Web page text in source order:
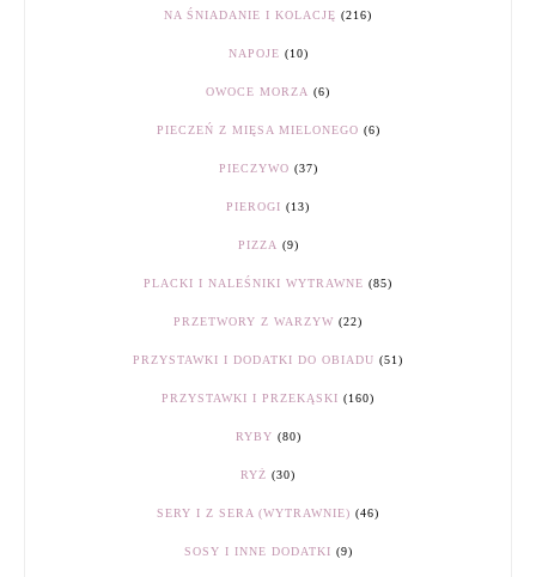
NA ŚNIADANIE I KOLACJĘ (216)
NAPOJE (10)
OWOCE MORZA (6)
PIECZEŃ Z MIĘSA MIELONEGO (6)
PIECZYWO (37)
PIEROGI (13)
PIZZA (9)
PLACKI I NALEŚNIKI WYTRAWNE (85)
PRZETWORY Z WARZYW (22)
PRZYSTAWKI I DODATKI DO OBIADU (51)
PRZYSTAWKI I PRZEKĄSKI (160)
RYBY (80)
RYŻ (30)
SERY I Z SERA (WYTRAWNIE) (46)
SOSY I INNE DODATKI (9)